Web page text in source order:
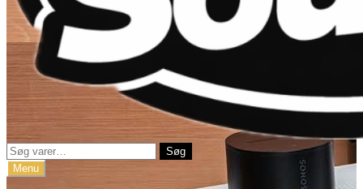
Søg
efter:
Søg
Menu